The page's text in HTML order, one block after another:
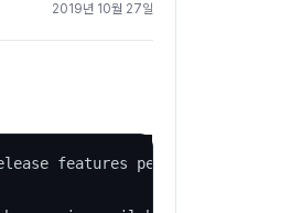
2019년 10월 27일
features performance